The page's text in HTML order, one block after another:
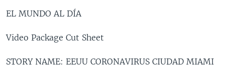
EL MUNDO AL DÍA
Video Package Cut Sheet
STORY NAME: EEUU CORONAVIRUS CIUDAD MIAMI